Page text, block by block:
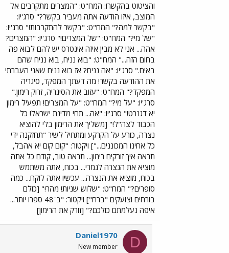
והציטוט בהקשרו: המח"ט: "המצרים מתקרבים אל
המוצב, איזו הודעה אתה מעביר בקשר?" סרג'יו:
"בקשר למה?" המח"ט: "בקשר להתקרבות!" סרג'יו:
"של מי?" המח"ט: "של המצרים!" סרג'יו: "המצרים?
אהה... אני לא מבין איזה אינטרס יש להם לבוא פה
בחום הזה..." המח"ט: "בוא נניח, בוא נניח שהם
באים." סרג'יו: "אה נניח? אז בוא נניח שאני העברתי
את ההודעה בקשר! מה דעתך המפקד, סיגריה
המפקד?" המח"ט: "עזוב את הסיגריה, זרוק רימון."
סרג'יו: "על מי?" המח"ט: "על המצרים! תפעיל רימון
יא דגנרט!" סרג'יו: "אה... תחי מדינת ישראל! כל
הכבוד לצה"ל!" [משליך את הרימון בלי להוציא
נצרה, כורע על הקרקע ומתחיל לשיר "תחזקנה ידי
כל אחינו המכוננים..."] ויקטור: "קום קום יא אהבל,
תראה איך זורקים רימון... תראה טוב, קודם כל אתה
מוציא את הנצרה לגמרי... בכוח, אתה משתמש
בכוח, מוציא את הנצרה... עכשיו אתה לוקח... כמה
סופרים?" המח"ט: "שלוש שניות! מהר!" [כולם
בורחים וצועקים "ברח"] ויקטור: "ב־48 ספרו יותר...
איפה נעלמתם כולכם?" [זורק את הרימון]
D
Daniel1970
New member